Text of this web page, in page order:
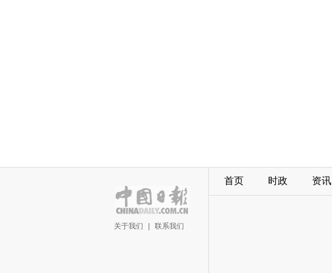
关于我们 联系我们
首页 时政 资讯